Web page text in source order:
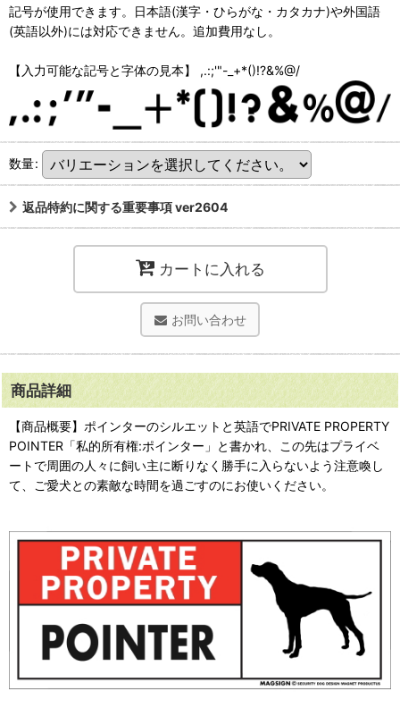
記号が使用できます。日本語(漢字・ひらがな・カタカナ)や外国語
(英語以外)には対応できません。追加費用なし。
【入力可能な記号と字体の見本】 ,.:;'"-_+*()!?&%@/
数量:
返品特約に関する重要事項 ver2604
カートに入れる
お問い合わせ
商品詳細
【商品概要】ポインターのシルエットと英語でPRIVATE PROPERTY
POINTER「私的所有権:ポインター」と書かれ、この先はプライベ
ートで周囲の人々に飼い主に断りなく勝手に入らないよう注意喚し
て、ご愛犬との素敵な時間を過ごすのにお使いください。